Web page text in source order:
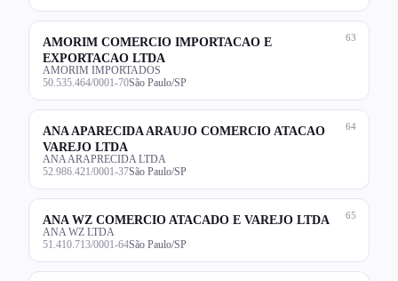
63
AMORIM COMERCIO IMPORTACAO E
EXPORTACAO LTDA
AMORIM IMPORTADOS
50.535.464/0001-70São Paulo/SP
64
ANA APARECIDA ARAUJO COMERCIO ATACAO
VAREJO LTDA
ANA ARAPRECIDA LTDA
52.986.421/0001-37São Paulo/SP
65
ANA WZ COMERCIO ATACADO E VAREJO LTDA
ANA WZ LTDA
51.410.713/0001-64São Paulo/SP